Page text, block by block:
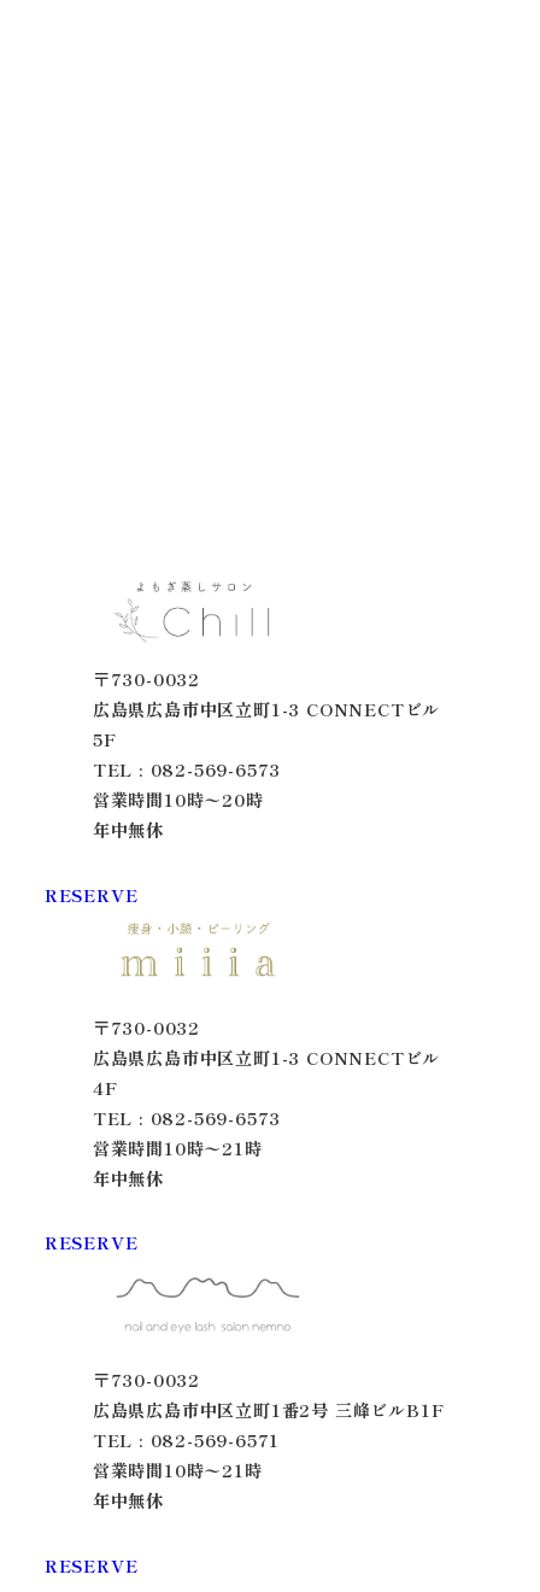
〒730-0032
広島県広島市中区立町1-3 CONNECTビル
5F
TEL : 082-569-6573
営業時間10時〜20時
年中無休
RESERVE
〒730-0032
広島県広島市中区立町1-3 CONNECTビル
4F
TEL : 082-569-6573
営業時間10時〜21時
年中無休
RESERVE
〒730-0032
広島県広島市中区立町1番2号 三峰ビルB1F
TEL : 082-569-6571
営業時間10時〜21時
年中無休
RESERVE